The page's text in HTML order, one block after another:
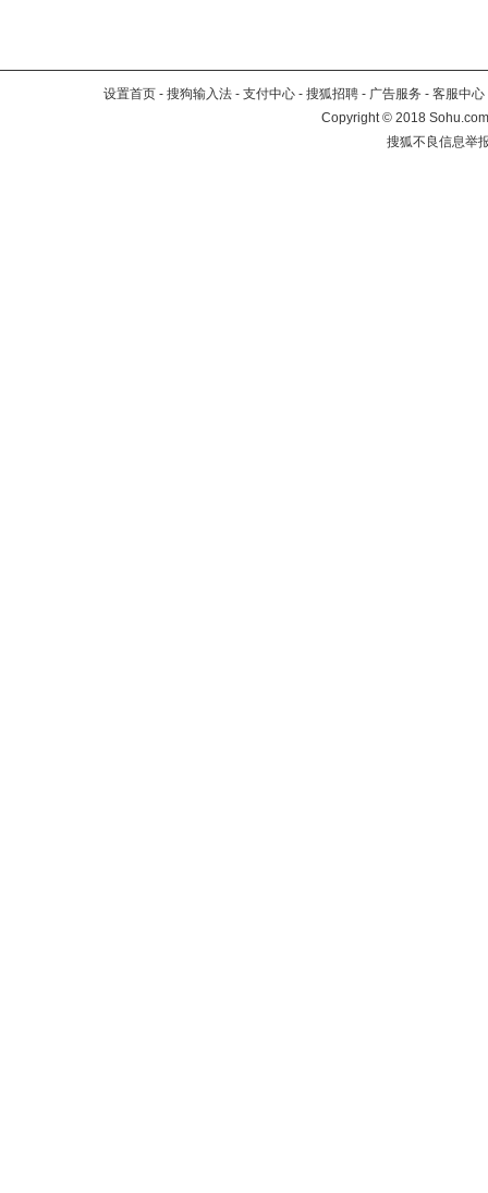
设置首页 - 搜狗输入法 - 支付中心 - 搜狐招聘 - 广告服务 - 客服中心
Copyright©2018
搜狐不良信息举